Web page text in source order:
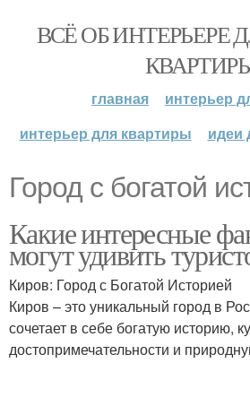
ВСЁ ОБ ИНТЕРЬЕРЕ
главная
интерьер
интерьер для квартиры
идеи
Город с богатой
Какие интересные
могут удивить
Киров: Город с Богатой Историей
Киров – это уникальный город в
сочетает в себе богатую историю,
достопримечательности и